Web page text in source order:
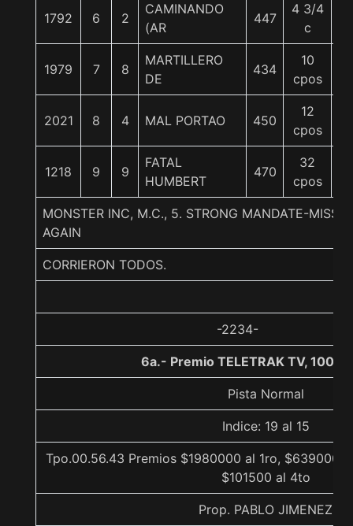
1792 6 2
CAMINANDO
(AR
447
4 3/4
c
1979 7 8
MARTILLERO
DE
434
10
cpos
2021 8 4 MAL PORTAO 450
12
cpos
1218 9 9
FATAL
HUMBERT
470
32
cpos
MONSTER INC, M.C., 5. STRONG MANDATE-MISS
AGAIN
CORRIERON TODOS.
-2234-
6a.- Premio TELETRAK TV, 1000
Pista Normal
Indice: 19 al 15
Tpo.00.56.43 Premios $1980000 al 1ro, $639000
$101500 al 4to
Prop. PABLO JIMENEZ